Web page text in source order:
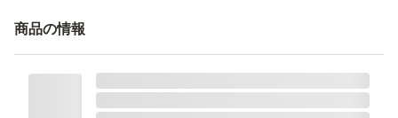
商品の情報